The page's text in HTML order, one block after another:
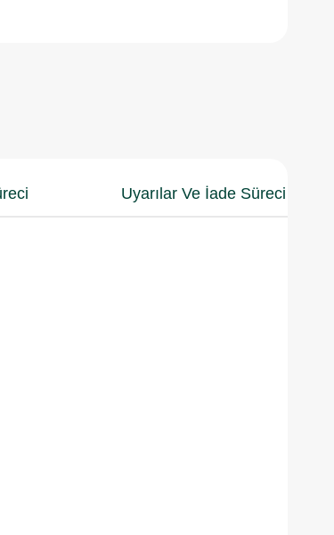
Uyarılar Ve İade Süreci